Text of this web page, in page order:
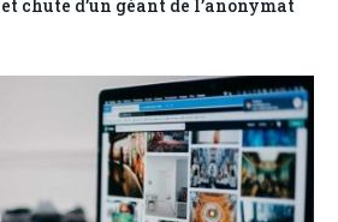
chute d’un géant de l’anonymat